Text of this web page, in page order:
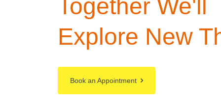
Together We'll
Explore New
Book an Appointment